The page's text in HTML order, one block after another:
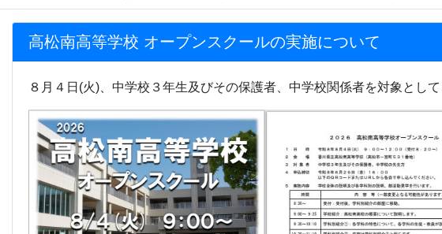
高松南高等学校 オープンスクールの実施について
８月４日(火)、中学校３年生及びその保護者、中学校関係者を対象とし